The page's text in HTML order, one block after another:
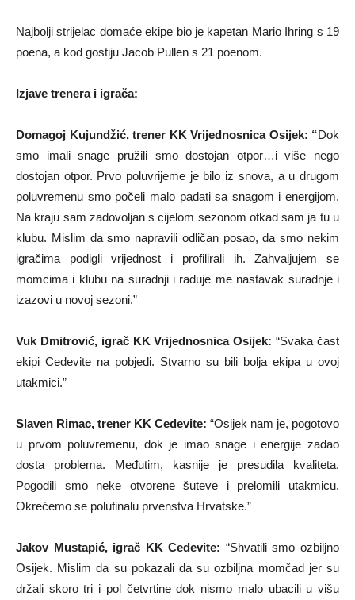
Najbolji strijelac domaće ekipe bio je kapetan Mario Ihring s 19
poena, a kod gostiju Jacob Pullen s 21 poenom.
Izjave trenera i igrača:
Domagoj Kujundžić, trener KK Vrijednosnica Osijek: “Dok
smo imali snage pružili smo dostojan otpor…i više nego
dostojan otpor. Prvo poluvrijeme je bilo iz snova, a u drugom
poluvremenu smo počeli malo padati sa snagom i energijom.
Na kraju sam zadovoljan s cijelom sezonom otkad sam ja tu u
klubu. Mislim da smo napravili odličan posao, da smo nekim
igračima podigli vrijednost i profilirali ih. Zahvaljujem se
momcima i klubu na suradnji i raduje me nastavak suradnje i
izazovi u novoj sezoni.”
Vuk Dmitrović, igrač KK Vrijednosnica Osijek:“Svaka čast
ekipi Cedevite na pobjedi. Stvarno su bili bolja ekipa u ovoj
utakmici.”
Slaven Rimac, trener KK Cedevite: “Osijek nam je, pogotovo
u prvom poluvremenu, dok je imao snage i energije zadao
dosta problema. Međutim, kasnije je presudila kvaliteta.
Pogodili smo neke otvorene šuteve i prelomili utakmicu.
Okrećemo se polufinalu prvenstva Hrvatske.”
Jakov Mustapić, igrač KK Cedevite: “Shvatili smo ozbiljno
Osijek. Mislim da su pokazali da su ozbiljna momčad jer su
držali skoro tri i pol četvrtine dok nismo malo ubacili u višu